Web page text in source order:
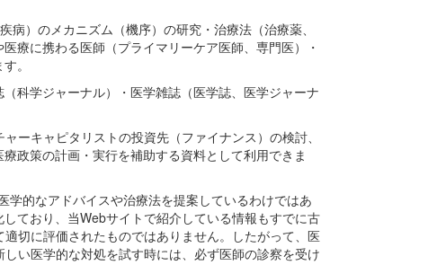
）のメカニズム（機序）の研究・治療法（治療薬、
療に携わる医師（プライマリーケア医師、専門医）・
。
科学ジャーナル）・医学雑誌（医学誌、医学ジャーナ
ーキャピタリストの投資先（ファイナンス）の検討、
政策の計画・実行を補助する資料として利用できま
的なアドバイスや治療法を提案しているわけではあ
ており、当Webサイトで紹介している情報もすでに古
切に評価されたものではありません。したがって、医
い医学的な対処を試す時には、必ず医師の診察を受け